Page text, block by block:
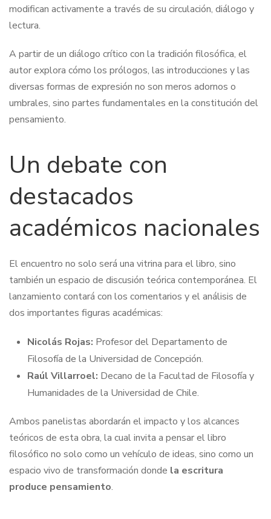
modifican activamente a través de su circulación, diálogo y
lectura.
A partir de un diálogo crítico con la tradición filosófica, el
autor explora cómo los prólogos, las introducciones y las
diversas formas de expresión no son meros adornos o
umbrales, sino partes fundamentales en la constitución del
pensamiento.
Un debate con
destacados
académicos nacionales
El encuentro no solo será una vitrina para el libro, sino
también un espacio de discusión teórica contemporánea. El
lanzamiento contará con los comentarios y el análisis de
dos importantes figuras académicas:
Nicolás Rojas: Profesor del Departamento de
Filosofía de la Universidad de Concepción.
Raúl Villarroel: Decano de la Facultad de Filosofía y
Humanidades de la Universidad de Chile.
Ambos panelistas abordarán el impacto y los alcances
teóricos de esta obra, la cual invita a pensar el libro
filosófico no solo como un vehículo de ideas, sino como un
espacio vivo de transformación donde la escritura
produce pensamiento.